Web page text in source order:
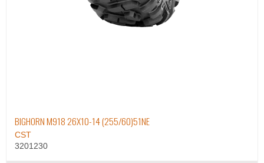
BIGHORN M918 26X10-14 (255/60)51NE
CST
3201230